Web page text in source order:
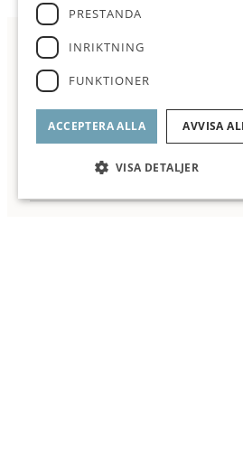
Kontakta oss för
PRESTANDA
INRIKTNING
FUNKTIONER
ACCEPTERA ALLA AVVISA
VISA DETALJER